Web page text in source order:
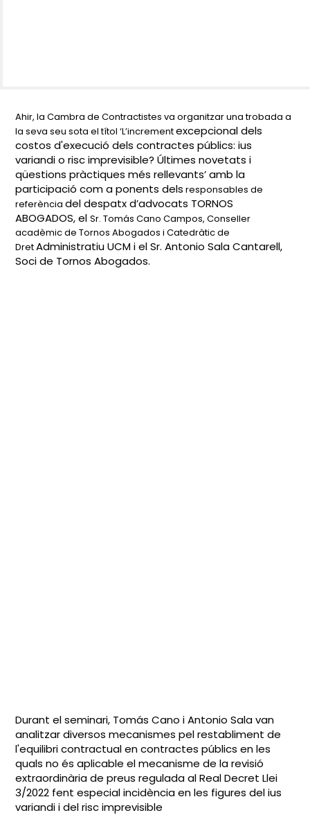
Ahir, la Cambra de Contractistes va organitzar una trobada a
la seva seu sota el títol ‘L’incrementexcepcional dels
costos d'execució dels contractes públics: ius
variandi o risc imprevisible?Últimes novetats i
qüestions pràctiques més rellevants’ amb la
participació com a ponents dels responsables de
referènciadel despatx d’advocats TORNOS
ABOGADOS, elSr. Tomás Cano Campos, Conseller
acadèmic de Tornos Abogados i Catedràtic de
DretAdministratiu UCM i el Sr. Antonio Sala Cantarell,
Soci de Tornos Abogados.
Durant el seminari, Tomás Cano i Antonio Salavan
analitzar diversos mecanismes pel restabliment de
l'equilibri contractual en contractes públics en les
quals no és aplicable el mecanisme de la revisió
extraordinària de preus regulada al Real Decret Llei
3/2022 fent especial incidència en les figures delius
variandi i del risc imprevisible